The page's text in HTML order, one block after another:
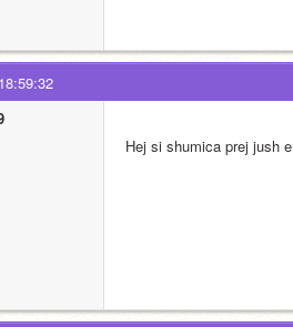
Hej si shumica prej jush